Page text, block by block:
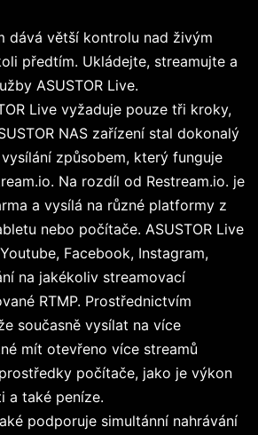
dává větší kontrolu nad živým
předtím. Ukládejte, streamujte a
ASUSTOR Live.
Live vyžaduje pouze tři kroky,
NAS zařízení stal dokonalý
způsobem, který funguje
Na rozdíl od Restream.io. je
a vysílá na různé platformy z
nebo počítače. ASUSTOR Live
Facebook, Instagram,
na jakékoliv streamovací
RTMP. Prostřednictvím
současně vysílat na více
mít otevřeno více streamů
počítače, jako je výkon
a také peníze.
podporuje simultánní nahrávání